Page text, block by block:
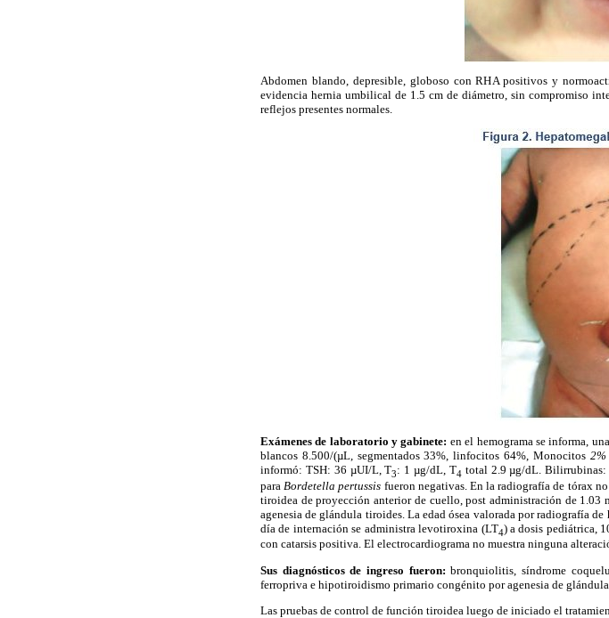
Abdomen blando, depresible, globoso con RHA positivos y
evidencia hernia umbilical de 1.5 cm de diámetro, sin compromiso
reflejos presentes normales.
Exámenes de laboratorio y gabinete: en el hemograma se informa,
blancos 8.500/(µL, segmentados 33%, linfocitos 64%, Monocitos 2%
informó: TSH: 36 µUI/L, T3: 1 µg/dL, T4 total 2.9 µg/dL.
para Bordetella pertussis fueron negativas. En la radiografía de tórax
tiroidea de proyección anterior de cuello, post administración de
agenesia de glándula tiroides. La edad ósea valorada por radiografía
día de internación se administra levotiroxina (LT4) a dosis pediátrica,
con catarsis positiva. El electrocardiograma no muestra ninguna
Sus diagnósticos de ingreso fueron:bronquiolitis, síndrome
ferropriva e hipotiroidismo primario congénito por agenesia de
Las pruebas de control de función tiroidea luego de iniciado el